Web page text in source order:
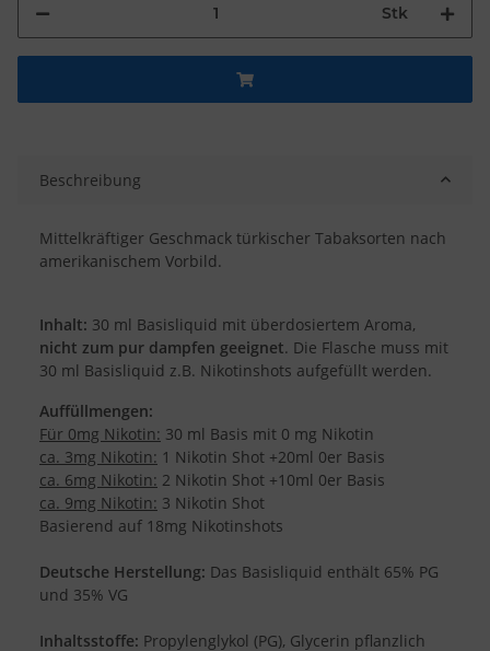
Stk
Beschreibung
Mittelkräftiger Geschmack türkischer Tabaksorten nach
amerikanischem Vorbild.
Inhalt: 30 ml Basisliquid mit überdosiertem Aroma,
nicht zum pur dampfen geeignet. Die Flasche muss mit
30 ml Basisliquid z.B. Nikotinshots aufgefüllt werden.
Auffüllmengen:
Für 0mg Nikotin: 30 ml Basis mit 0 mg Nikotin
ca. 3mg Nikotin: 1 Nikotin Shot +20ml 0er Basis
ca. 6mg Nikotin: 2 Nikotin Shot +10ml 0er Basis
ca. 9mg Nikotin: 3 Nikotin Shot
Basierend auf 18mg Nikotinshots
Deutsche Herstellung: Das Basisliquid enthält 65% PG
und 35% VG
Inhaltsstoffe: Propylenglykol (PG), Glycerin pflanzlich